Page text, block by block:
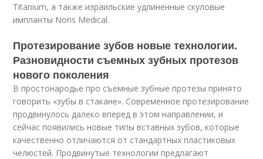
Titanium, а также израильские удлиненные скуловые
импланты Noris Medical.
Протезирование зубов новые технологии.
Разновидности съемных зубных протезов
нового поколения
В простонародье про съемные зубные протезы принято
говорить «зубы в стакане». Современное протезирование
продвинулось далеко вперед в этом направлении, и
сейчас появились новые типы вставных зубов, которые
качественно отличаются от стандартных пластиковых
челюстей. Продвинутые технологии предлагают